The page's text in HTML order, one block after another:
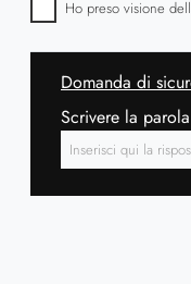
Ho preso visione
Domanda di
Scrivere la